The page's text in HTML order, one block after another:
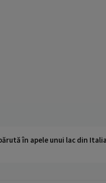
în apele unui lac din